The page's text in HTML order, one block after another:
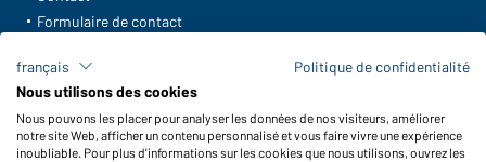
Formulaire de contact
FAQ / Manuel d' utilisation
Vérifier le stock
Reporting system according to whistleblower protection act
français
Politique de confidentialité
Nous utilisons des cookies
Nous pouvons les placer pour analyser les données de nos visiteurs, améliorer
notre site Web, afficher un contenu personnalisé et vous faire vivre une expérience
inoubliable. Pour plus d'informations sur les cookies que nous utilisons, ouvrez les